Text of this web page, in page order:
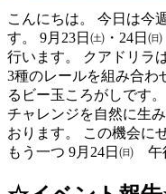
こんにちは。 今日は今
す。 9月23日㈯・24日
行います。 クアドリラ
3種のレールを組み合わ
るビー玉ころがしです
チャレンジを自然に生
おります。 この機会に
もう一つ 9月24日㈰